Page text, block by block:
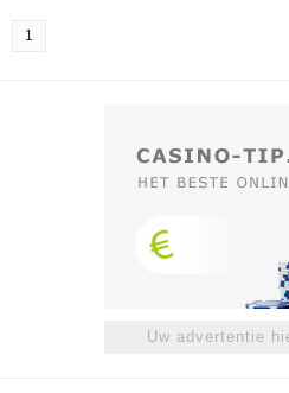
1
Uw advertentie